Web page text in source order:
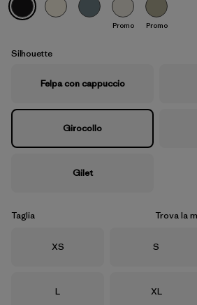
Black
Promo Promo
Silhouette
Felpa con cappuccio
Girocollo
Gilet
Taglia Trova la
Taglia
XS Taglia
S
Taglia
L Taglia
XL